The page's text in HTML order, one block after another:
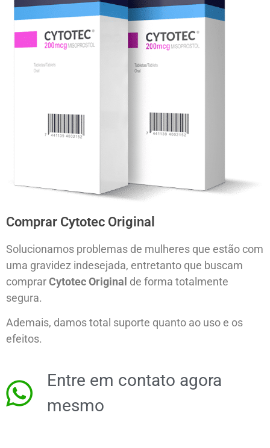
Comprar Cytotec Original
Solucionamos problemas de mulheres que estão com
uma gravidez indesejada, entretanto que buscam
comprarCytotec Original de forma totalmente
segura.
Ademais, damos total suporte quanto ao uso e os
efeitos.
Entre em contato agora
mesmo